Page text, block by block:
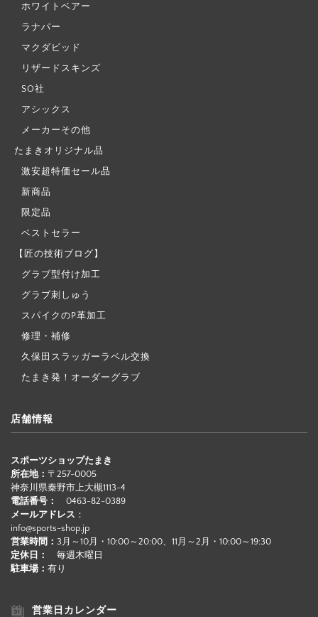
ホワイトベアー
ラナパー
マクダビッド
リザードスキンズ
SO社
アシックス
メーカーその他
たまきオリジナル品
激安超特価セール品
新商品
限定品
ベストセラー
【匠の技術ブログ】
グラブ型付け加工
グラブ刺しゅう
スパイクのP革加工
修理・補修
久保田スラッガーラベル交換
たまき発！オーダーグラブ
店舗情報
スポーツショップたまき
所在地： 〒257-0005
神奈川県秦野市上大槻1113-4
電話番号：
0463-82-0389
メールアドレス ：
info@sports-shop.jp
営業時間： 3月～10月・10:00～20:00、11月～2月・10:00～19:30
定休日：
毎週木曜日
駐車場： 有り
営業日カレンダー